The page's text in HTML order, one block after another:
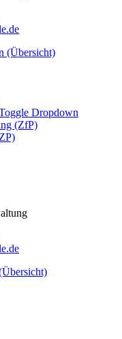
(Übersicht)
Dropdown
(ZfP)